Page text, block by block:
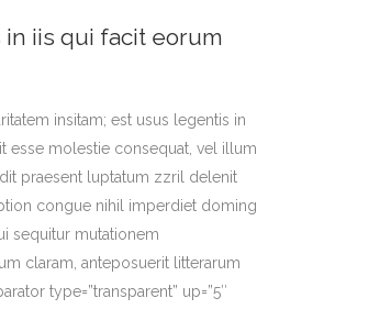
iis qui facit eorum
insitam; est usus legentis in
esse molestie consequat, vel illum
praesent luptatum zzril delenit
congue nihil imperdiet doming
sequitur mutationem
claram, anteposuerit litterarum
type=”transparent” up=”5″